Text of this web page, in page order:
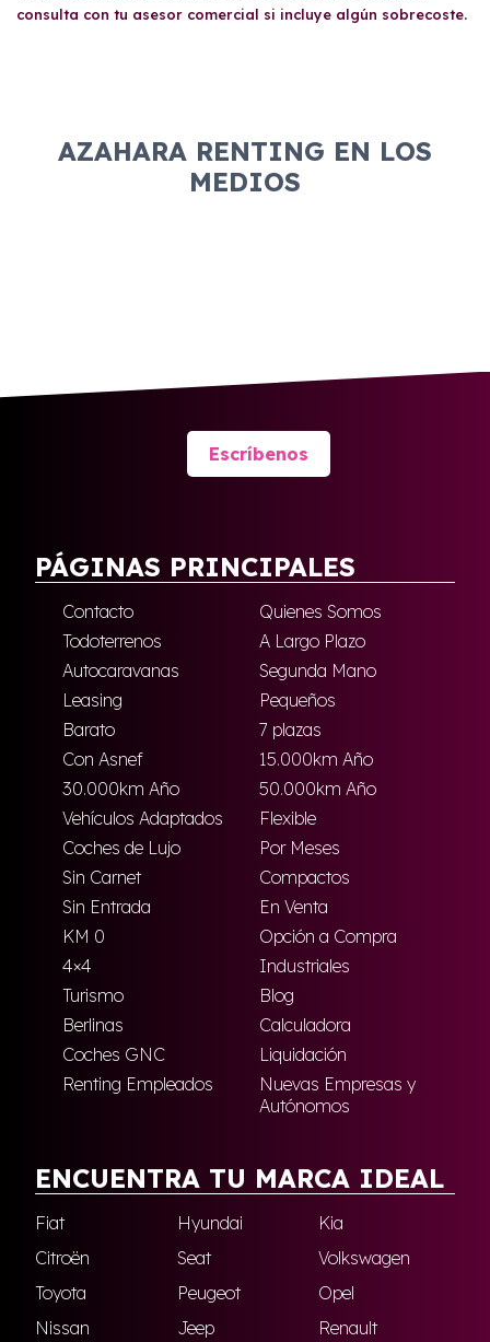
consulta con tu asesor comercial si incluye algún sobrecoste.
AZAHARA RENTING EN LOS
MEDIOS
Escríbenos
PÁGINAS PRINCIPALES
Contacto
Quienes Somos
Todoterrenos
A Largo Plazo
Autocaravanas
Segunda Mano
Leasing
Pequeños
Barato
7 plazas
Con Asnef
15.000km Año
30.000km Año
50.000km Año
Vehículos Adaptados
Flexible
Coches de Lujo
Por Meses
Sin Carnet
Compactos
Sin Entrada
En Venta
KM 0
Opción a Compra
4×4
Industriales
Turismo
Blog
Berlinas
Calculadora
Coches GNC
Liquidación
Renting Empleados
Nuevas Empresas y
Autónomos
ENCUENTRA TU MARCA IDEAL
Fiat Hyundai
Kia
Citroën
Seat
Volkswagen
Toyota
Peugeot
Opel
Nissan
Jeep Renault